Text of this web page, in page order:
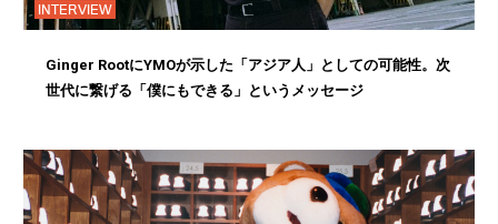
INTERVIEW
Ginger RootにYMOが示した「アジア人」としての可能性。次
世代に繋げる「僕にもできる」というメッセージ